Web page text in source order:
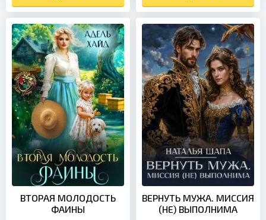
ВТОРАЯ МОЛОДОСТЬ
ФАИНЫ
ВЕРНУТЬ МУЖА. МИССИЯ
(НЕ) ВЫПОЛНИМА